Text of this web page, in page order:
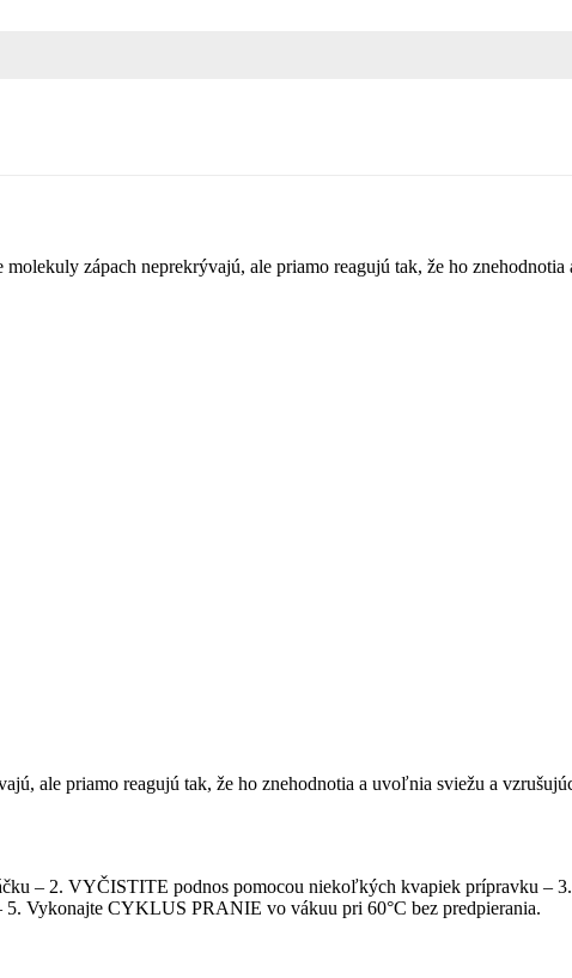
zápach neprekrývajú, ale priamo reagujú tak, že ho
ale priamo reagujú tak, že ho znehodnotia a uvoľnia sviežu a
– 2. VYČISTITE podnos pomocou niekoľkých kvapiek prípravku –
Vykonajte CYKLUS PRANIE vo vákuu pri 60°C bez predpierania.